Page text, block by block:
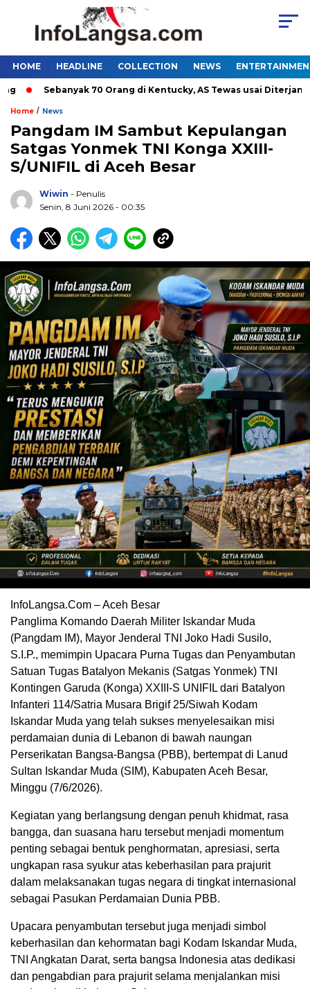
HOME HEADLINE COLLECTION NEWS
Sebanyak 70 Orang di Kentucky, AS Tewas usai Diterjang
Home / News
Pangdam IM Sambut Kepulangan
Satgas Yonmek TNI Konga XXIII-
S/UNIFIL di Aceh Besar
Wiwin - Penulis
Senin, 8 Juni 2026 - 00:35
InfoLangsa.Com – Aceh Besar
Panglima Komando Daerah Militer Iskandar Muda
(Pangdam IM), Mayor Jenderal TNI Joko Hadi Susilo,
S.I.P., memimpin Upacara Purna Tugas dan Penyambutan
Satuan Tugas Batalyon Mekanis (Satgas Yonmek) TNI
Kontingen Garuda (Konga) XXIII-S UNIFIL dari Batalyon
Infanteri 114/Satria Musara Brigif 25/Siwah Kodam
Iskandar Muda yang telah sukses menyelesaikan misi
perdamaian dunia di Lebanon di bawah naungan
Perserikatan Bangsa-Bangsa (PBB), bertempat di Lanud
Sultan Iskandar Muda (SIM), Kabupaten Aceh Besar,
Minggu (7/6/2026).
Kegiatan yang berlangsung dengan penuh khidmat, rasa
bangga, dan suasana haru tersebut menjadi momentum
penting sebagai bentuk penghormatan, apresiasi, serta
ungkapan rasa syukur atas keberhasilan para prajurit
dalam melaksanakan tugas negara di tingkat internasional
sebagai Pasukan Perdamaian Dunia PBB.
Upacara penyambutan tersebut juga menjadi simbol
keberhasilan dan kehormatan bagi Kodam Iskandar Muda,
TNI Angkatan Darat, serta bangsa Indonesia atas dedikasi
dan pengabdian para prajurit selama menjalankan misi